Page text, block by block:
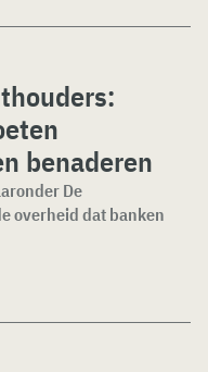
benaderen
De
overheid dat banken